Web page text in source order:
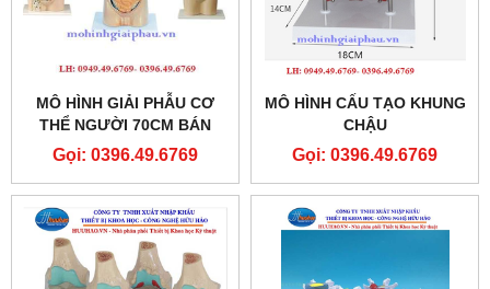
MÔ HÌNH GIẢI PHẪU CƠ
THỂ NGƯỜI 70CM BÁN
THÂN
Gọi: 0396.49.6769
MÔ HÌNH CẤU TẠO KHUNG
CHẬU
Gọi: 0396.49.6769